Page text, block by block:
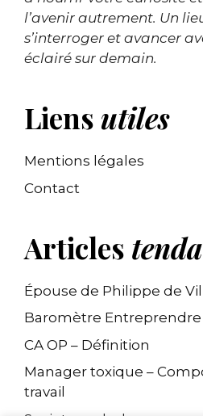
l’avenir autrement. Un
s’interroger et avancer
éclairé sur demain.
Liens utiles
Mentions légales
Contact
Articles
Épouse de Philippe de
Baromètre Entreprendre
CA OP – Définition
Manager toxique –
travail